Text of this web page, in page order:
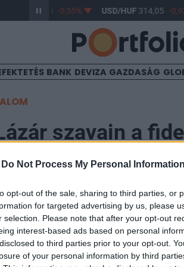
Do Not Process My Personal Information
opt-out of the sale, sharing to third parties, or
for targeted advertising by us, please
selection. Please note that after your opt-out
interest-based ads based on personal
to third parties prior to your opt-out.
of your personal information by third
363,38 -0,55% USD/HUF314,05 -
BANK DEVIZA GAZDASÁG
szavain a
heti kijelentése szerint a kormány
szeméttárolás
nem tetszik - írja az Index.